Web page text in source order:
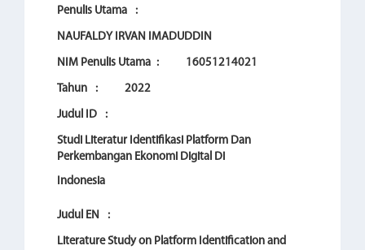
Penulis Utama :
NAUFALDY IRVAN IMADUDDIN
NIM Penulis Utama : 16051214021
Tahun : 2022
Judul ID :
Studi Literatur Identifikasi Platform Dan
Perkembangan Ekonomi Digital Di
Indonesia
Judul EN :
Literature Study on Platform Identification and